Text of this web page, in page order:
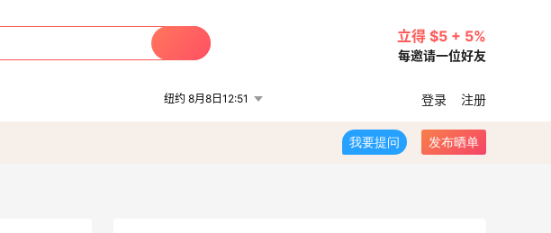
立得 $5 + 5%
每邀请一位好友
纽约 8月8日12:51 登录 注册
我要提问 发布晒单